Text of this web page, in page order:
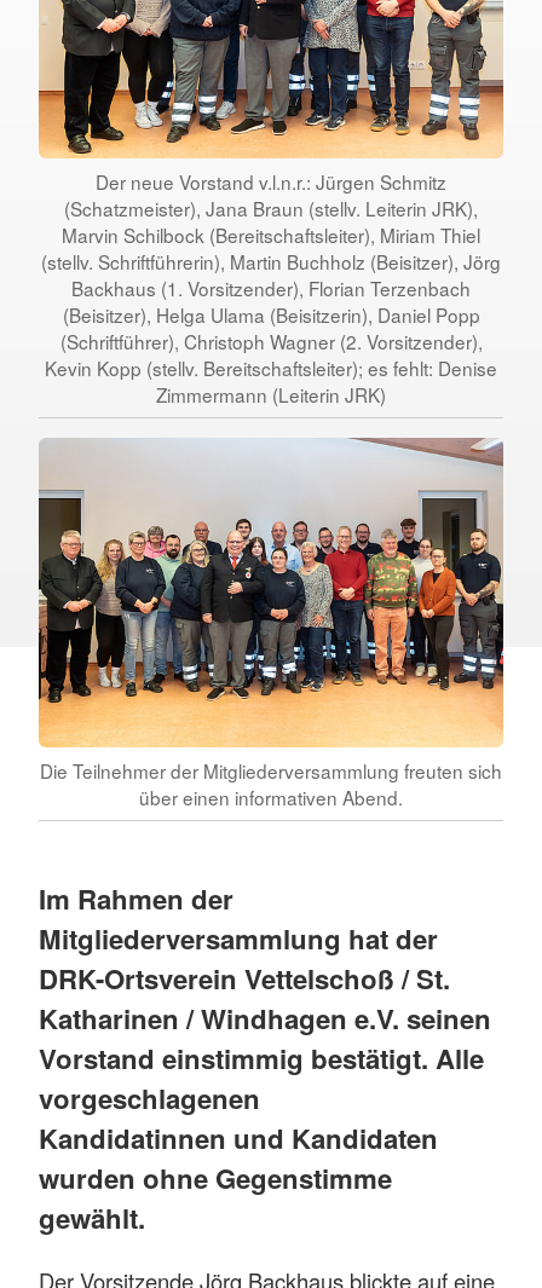
Der neue Vorstand v.l.n.r.: Jürgen Schmitz
(Schatzmeister), Jana Braun (stellv. Leiterin JRK),
Marvin Schilbock (Bereitschaftsleiter), Miriam Thiel
(stellv. Schriftführerin), Martin Buchholz (Beisitzer), Jörg
Backhaus (1. Vorsitzender), Florian Terzenbach
(Beisitzer), Helga Ulama (Beisitzerin), Daniel Popp
(Schriftführer), Christoph Wagner (2. Vorsitzender),
Kevin Kopp (stellv. Bereitschaftsleiter); es fehlt: Denise
Zimmermann (Leiterin JRK)
Die Teilnehmer der Mitgliederversammlung freuten sich
über einen informativen Abend.
Im Rahmen der
Mitgliederversammlung hat der
DRK-Ortsverein Vettelschoß / St.
Katharinen / Windhagen e.V. seinen
Vorstand einstimmig bestätigt. Alle
vorgeschlagenen
Kandidatinnen und Kandidaten
wurden ohne Gegenstimme
gewählt.
Der Vorsitzende Jörg Backhaus blickte auf eine